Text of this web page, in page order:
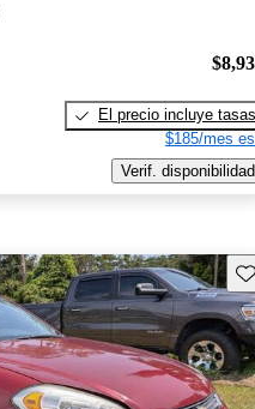
El precio incluye tasas
$185/mes
Verif. disponibilidad